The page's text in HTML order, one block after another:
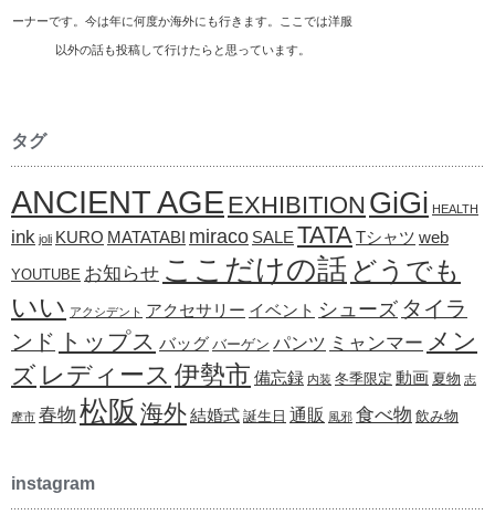
ーナーです。今は年に何度か海外にも行きます。ここでは洋服
以外の話も投稿して行けたらと思っています。
タグ
ANCIENT AGE EXHIBITION GiGi HEALTH
ink joli KURO MATATABI miraco SALE TATATシャツ web
YOUTUBE お知らせ ここだけの話 どうでも
いい アクシデント アクセサリー イベント シューズ タイラ
ンド トップス バッグ バーゲン パンツ ミャンマー メン
ズ レディース 伊勢市 備忘録 内装 冬季限定 動画 夏物 志
摩市 春物 松阪 海外結婚式 誕生日 通販 風邪 食べ物 飲み物
instagram